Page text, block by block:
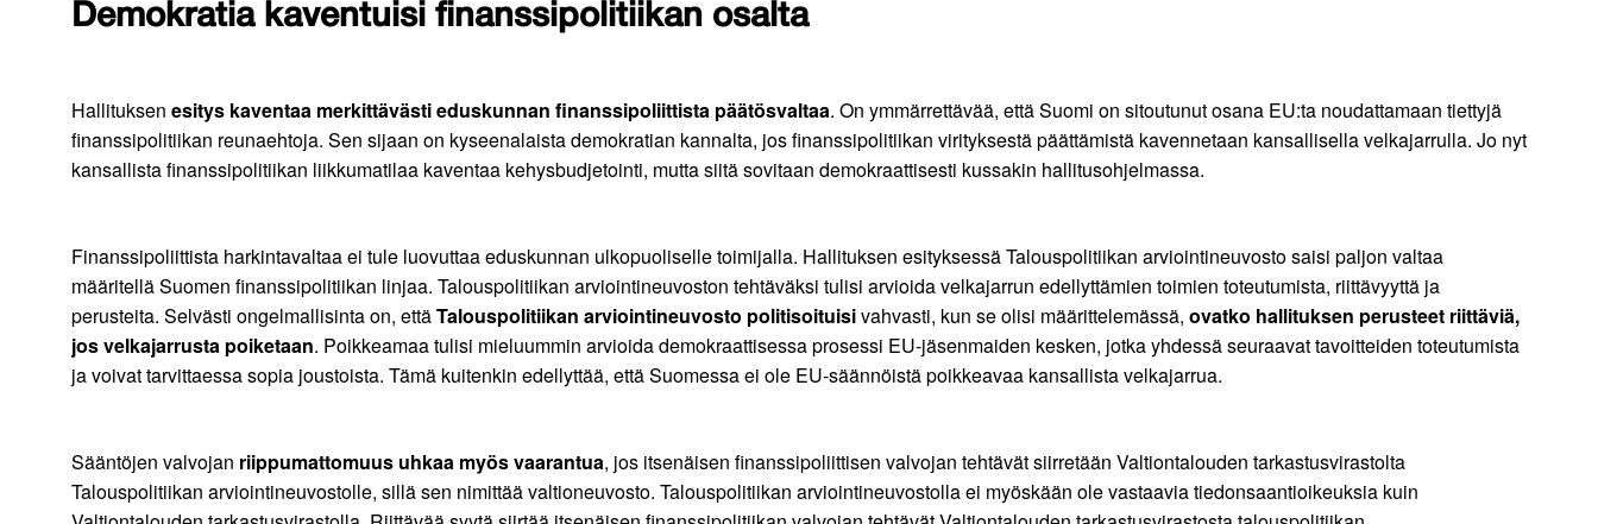
Demokratia kaventuisi finanssipolitiikan osalta
Hallituksen esitys kaventaa merkittävästi eduskunnan finanssipoliittista päätösvaltaa. On ymmärrettävää, että Suomi on sitoutunut osana EU:ta noudattamaan tiettyjä
finanssipolitiikan reunaehtoja. Sen sijaan on kyseenalaista demokratian kannalta, jos finanssipolitiikan virityksestä päättämistä kavennetaan kansallisella velkajarrulla. Jo nyt
kansallista finanssipolitiikan liikkumatilaa kaventaa kehysbudjetointi, mutta siitä sovitaan demokraattisesti kussakin hallitusohjelmassa.
Finanssipoliittista harkintavaltaa ei tule luovuttaa eduskunnan ulkopuoliselle toimijalla. Hallituksen esityksessä Talouspolitiikan arviointineuvosto saisi paljon valtaa
määritellä Suomen finanssipolitiikan linjaa. Talouspolitiikan arviointineuvoston tehtäväksi tulisi arvioida velkajarrun edellyttämien toimien toteutumista, riittävyyttä ja
perusteita. Selvästi ongelmallisinta on, ettäTalouspolitiikan arviointineuvosto politisoituisivahvasti, kun se olisi määrittelemässä, ovatko hallituksen perusteet riittäviä,
jos velkajarrusta poiketaan. Poikkeamaa tulisi mieluummin arvioida demokraattisessa prosessi EU-jäsenmaiden kesken, jotka yhdessä seuraavat tavoitteiden toteutumista
ja voivat tarvittaessa sopia joustoista. Tämä kuitenkin edellyttää, että Suomessa ei ole EU-säännöistä poikkeavaa kansallista velkajarrua.
Sääntöjen valvojan riippumattomuus uhkaa myös vaarantua, jos itsenäisen finanssipoliittisen valvojan tehtävät siirretään Valtiontalouden tarkastusvirastolta
Talouspolitiikan arviointineuvostolle, sillä sen nimittää valtioneuvosto. Talouspolitiikan arviointineuvostolla ei myöskään ole vastaavia tiedonsaantioikeuksia kuin